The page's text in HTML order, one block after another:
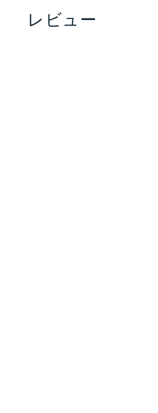
レビュー